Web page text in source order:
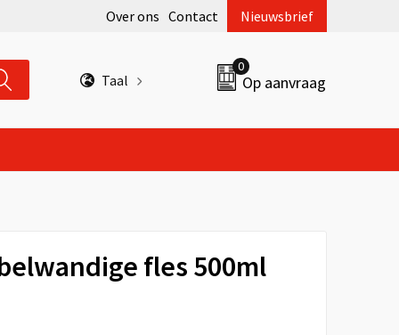
Over ons Contact Nieuwsbrief
Taal
0
Op aanvraag
fles 500ml